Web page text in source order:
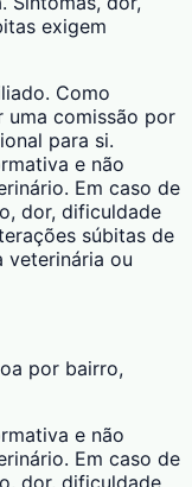
exigem
Como
uma comissão por
para si.
e não
Em caso de
dor, dificuldade
súbitas de
veterinária ou
por bairro,
e não
Em caso de